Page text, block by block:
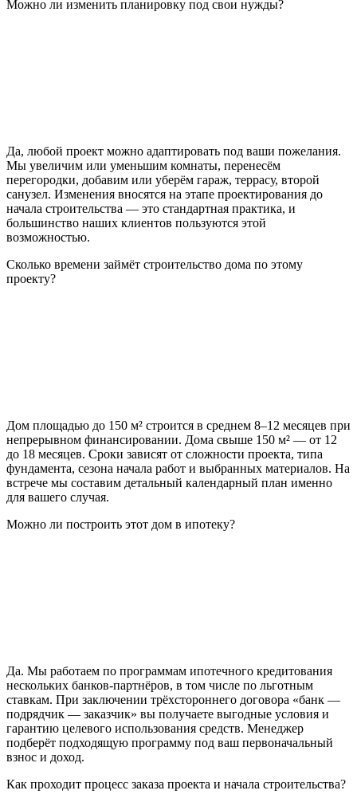
Можно ли изменить планировку под свои нужды?
Да, любой проект можно адаптировать под ваши пожелания.
Мы увеличим или уменьшим комнаты, перенесём
перегородки, добавим или уберём гараж, террасу, второй
санузел. Изменения вносятся на этапе проектирования до
начала строительства — это стандартная практика, и
большинство наших клиентов пользуются этой
возможностью.
Сколько времени займёт строительство дома по этому
проекту?
Дом площадью до 150 м² строится в среднем 8–12 месяцев при
непрерывном финансировании. Дома свыше 150 м² — от 12
до 18 месяцев. Сроки зависят от сложности проекта, типа
фундамента, сезона начала работ и выбранных материалов. На
встрече мы составим детальный календарный план именно
для вашего случая.
Можно ли построить этот дом в ипотеку?
Да. Мы работаем по программам ипотечного кредитования
нескольких банков-партнёров, в том числе по льготным
ставкам. При заключении трёхстороннего договора «банк —
подрядчик — заказчик» вы получаете выгодные условия и
гарантию целевого использования средств. Менеджер
подберёт подходящую программу под ваш первоначальный
взнос и доход.
Как проходит процесс заказа проекта и начала строительства?